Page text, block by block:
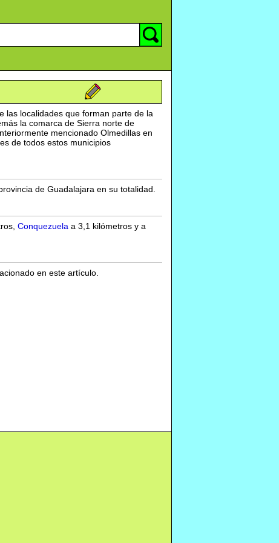
las localidades que forman parte de la
la comarca de Sierra norte de
mencionado Olmedillas en
de todos estos municipios
de Guadalajara en su totalidad.
Conquezuela a 3,1 kilómetros y a
en este artículo.